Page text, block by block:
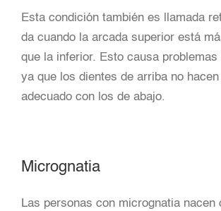
Esta condición también es llamada
da cuando la arcada superior está
que la inferior. Esto causa problemas
ya que los dientes de arriba no
adecuado con los de abajo.
Micrognatia
Las personas con micrognatia nacen